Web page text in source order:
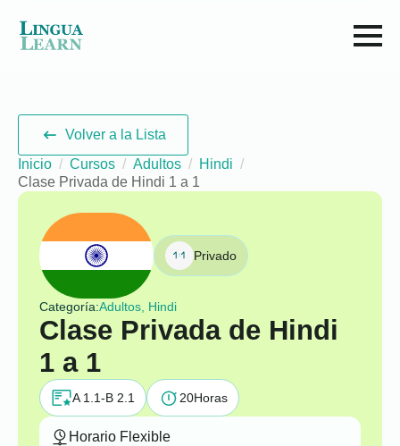
Volver a la Lista
Inicio
Cursos Adultos
Hindi
Clase Privada de Hindi 1 a 1
Privado
Categoría:Adultos, Hindi
Clase Privada de Hindi
1 a 1
A 1.1-B 2.1 20Horas
Horario Flexible